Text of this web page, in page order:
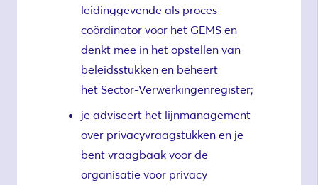
leidinggevende als proces-
coördinator voor het GEMS en
denkt mee in het opstellen van
beleidsstukken en beheert
het Sector-Verwerkingenregister;
je adviseert het lijnmanagement
over privacyvraagstukken en je
bent vraagbaak voor de
organisatie voor privacy